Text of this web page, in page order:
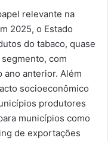
relevante na
2025, o Estado
do tabaco, quase
com
ano anterior. Além
socioeconômico
produtores
municípios como
de exportações